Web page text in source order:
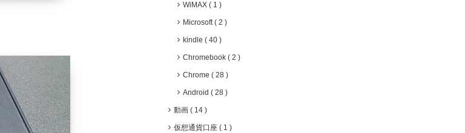
WiMAX 1
Microsoft 2
kindle 40
Chromebook 2
Chrome 28
Android 28
動画 14
仮想通貨口座 1